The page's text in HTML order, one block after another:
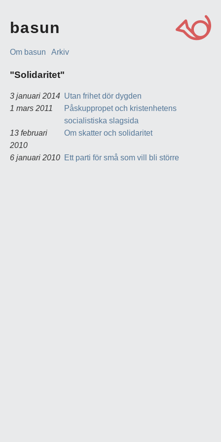
basun
Om basun Arkiv
"Solidaritet"
3 januari 2014 Utan frihet dör dygden
1 mars 2011
Påskuppropet och kristenhetens
socialistiska slagsida
13 februari
2010
Om skatter och solidaritet
6 januari 2010 Ett parti för små som vill bli större